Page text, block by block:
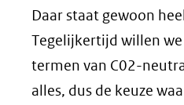
Daar staat gewoon
Tegelijkertijd willen
termen van C02-
alles, dus de keuze